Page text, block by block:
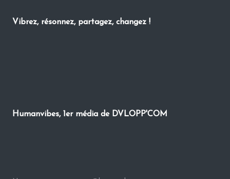
Vibrez, résonnez, partagez, changez !
Humanvibes, 1er média de DVLOPP'COM